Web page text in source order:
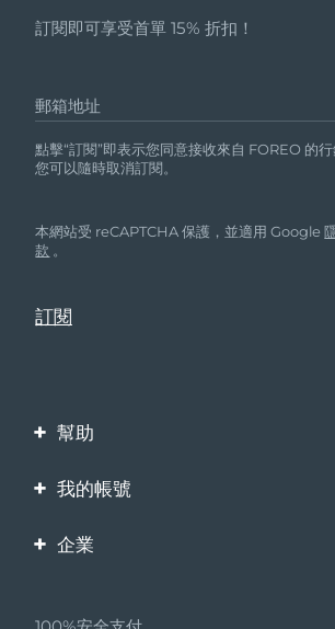
訂閱即可享受首單 15% 折扣！
郵箱地址
點擊“訂閱”即表示您同意接收來自 FOREO 的
您可以隨時取消訂閱。
本網站受 reCAPTCHA 保護，並適用 Google
款 。
幫助
聯繫我們
保修與退換貨
我的帳號
產品註冊
企業